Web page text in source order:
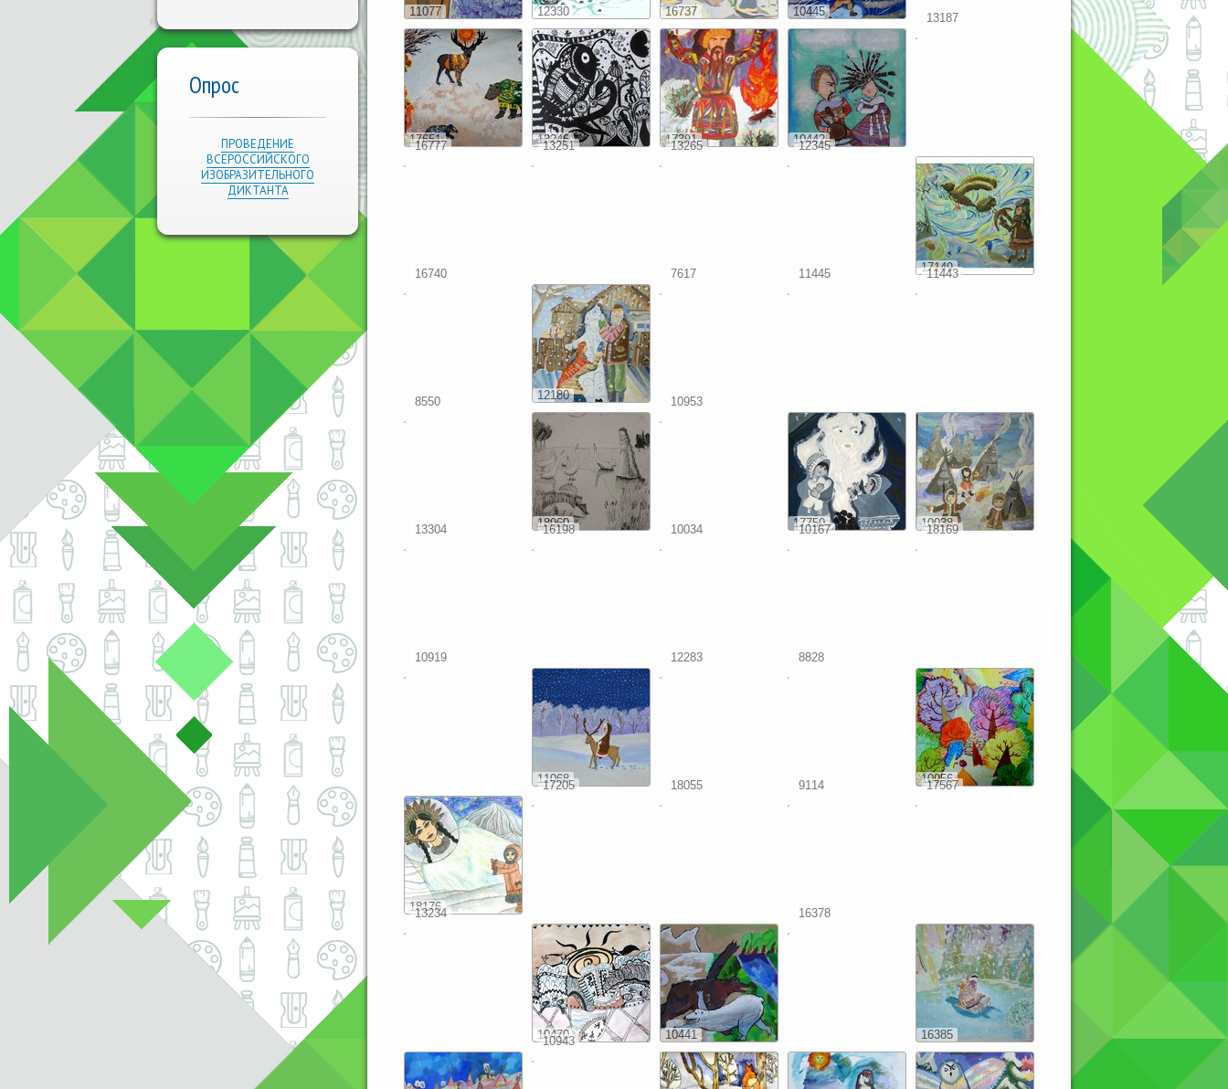
Опрос
ПРОВЕДЕНИЕ
ВСЕРОССИЙСКОГО
ИЗОБРАЗИТЕЛЬНОГО
ДИКТАНТА
11077 12330 16737 10445
17651 13246 17391 10442
13187
16777 13251 13265 12345
17149
16740
12180
7617 11445 11443
8550
18060
10953
17750 10038
13304 16198 10034 10167 18169
10919
11068
12283 8828
10956
18176
17205 18055 9114 17567
13234
10470 10441
16378
16385
10943